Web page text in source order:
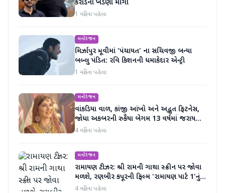
કરોડની ખંડણી માંગી
1 મહિના પહેલા
મનોરંજન
મિર્ઝાપુર મૂવીમાં 'પંચાયત' ના સચિવજી બન્યા
બબ્લુ પંડિત: રવિ કિશનની ધમાકેદાર એન્ટ્રી
1 મહિના પહેલા
મનોરંજન
વાંકડિયા વાળ, કાંજી આંખો અને અદ્ભુત ફિટનેસ,
જોધા અકબરની રુકૈયા બેગમ 13 વર્ષમાં જરાય
બદલાઈ નથી
4 મહિના પહેલા
મનોરંજન
રામાયણ ટીઝર: શ્રી રામની ગાથા સ્ક્રીન પર જોવા
મળશે, રણબીર કપૂરની ફિલ્મ 'રામાયણ પાર્ટ 1'નું
ટીઝર અદભૂત છે
4 મહિના પહેલા